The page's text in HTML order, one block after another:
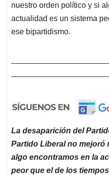
nuestro orden político y si
actualidad es un sistema
ese bipartidismo.
La desaparición del
Partido Liberal no
algo encontramos en la
peor que el de los